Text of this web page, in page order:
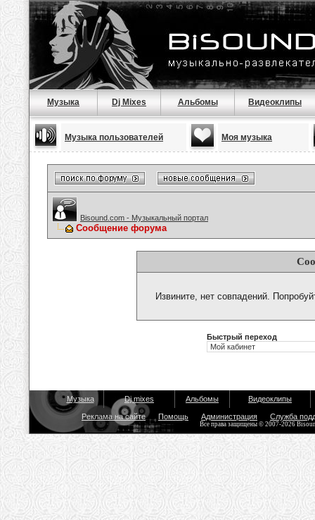
Музыка Dj Mixes Альбомы Видеоклипы
Музыка пользователей Моя музыка
Bisound.com - Музыкальный портал
Сообщение форума
Извините, нет совпадений.
Быстрый переход
Музыка Dj mixes Альбомы Видеоклипы
Реклама на сайте Помощь Администрация Служба
Все права защищены © 2007-2026